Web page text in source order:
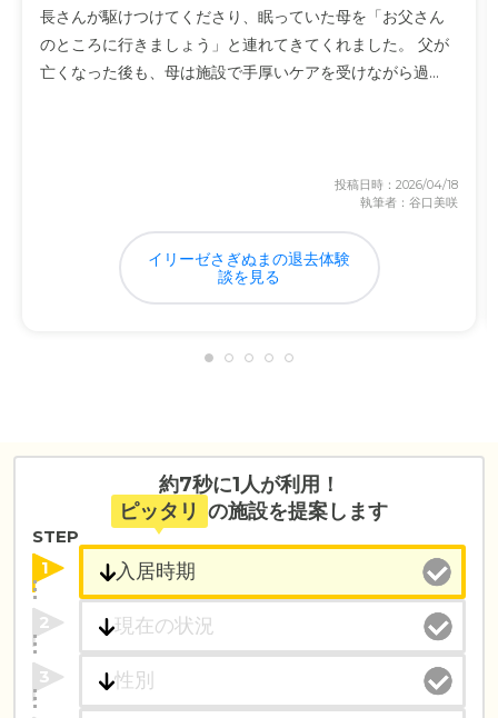
長さんが駆けつけてくださり、眠っていた母を「お父さん
のところに行きましょう」と連れてきてくれました。 父が
亡くなった後も、母は施設で手厚いケアを受けながら過...
投稿日時：2026/04/18
執筆者：谷口美咲
イリーゼさぎぬまの退去体験
談を見る
約7秒に1人が利用！
ピッタリ の施設を提案します
STEP
1
2
3